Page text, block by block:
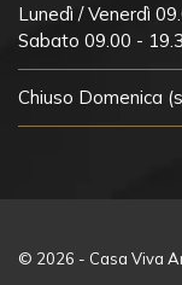
Lunedì / Venerdì
Sabato 09.00 -
Chiuso Domenica
© 2026 - Casa Viva